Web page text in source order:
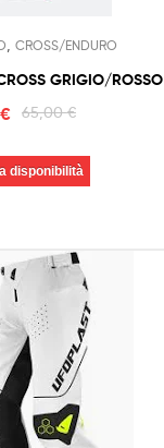
CROSS/ENDURO
GRIGIO/ROSSO
65,00€
€
disponibilità